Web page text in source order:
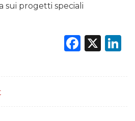
sui progetti speciali
X